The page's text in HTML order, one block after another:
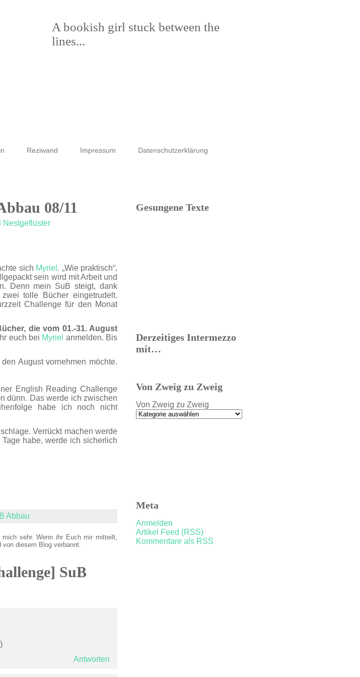
A bookish girl stuck between the
lines...
Reziwand Impressum Datenschutzerklärung
08/11
Nestgeflüster
sich Myriel . „Wie praktisch“,
sein wird mit Arbeit und
Denn mein SuB steigt, dank
tolle Bücher eingetrudelt.
Challenge für den Monat
die vom 01.-31. August
euch bei Myriel anmelden. Bis
August vornehmen möchte.
English Reading Challenge
dünn. Das werde ich zwischen
habe ich noch nicht
Verrückt machen werde
habe, werde ich sicherlich
Abbau
sehr. Wenn ihr Euch mir mitteilt,
von diesem Blog verbannt.
SuB
Antworten
Gesungene Texte
Derzeitiges Intermezzo
mit…
Von Zweig zu Zweig
Von Zweig zu Zweig
Meta
Anmelden
Artikel Feed (RSS)
Kommentare als RSS